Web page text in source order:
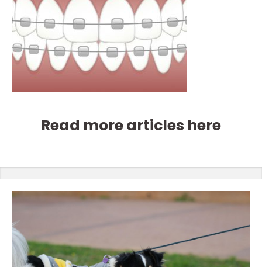
Read more articles here